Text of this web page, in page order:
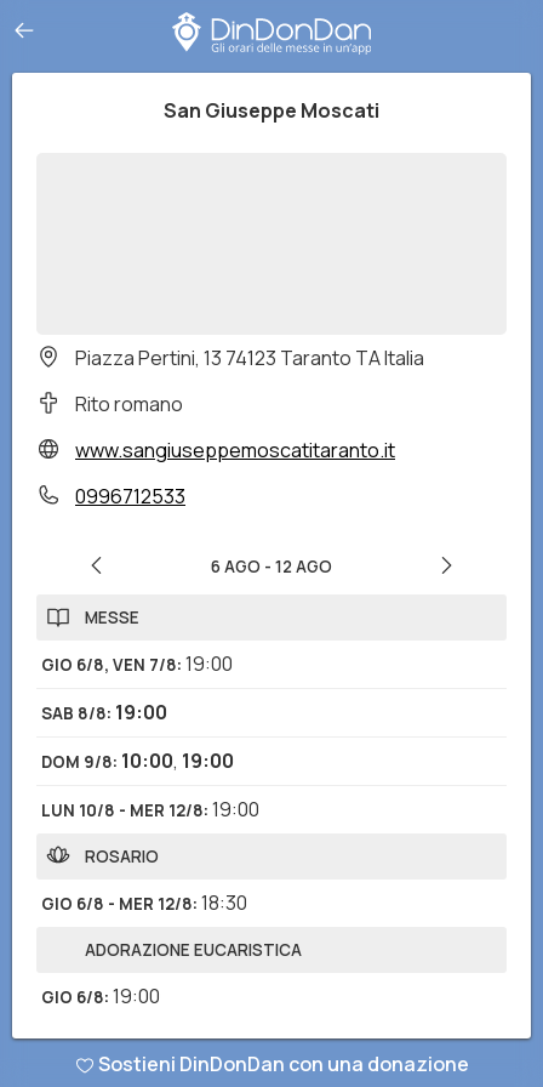
San Giuseppe Moscati
Piazza Pertini, 13 74123 Taranto TA Italia
Rito romano
www.sangiuseppemoscatitaranto.it
0996712533
6 AGO - 12 AGO
MESSE
GIO 6/8, VEN 7/8: 19:00
SAB 8/8: 19:00
DOM 9/8: 10:00, 19:00
LUN 10/8 - MER 12/8: 19:00
ROSARIO
GIO 6/8 - MER 12/8: 18:30
ADORAZIONE EUCARISTICA
GIO 6/8: 19:00
Hai notato informazioni mancanti o errate? Scarica l'app di
Sostieni DinDonDan con una donazione